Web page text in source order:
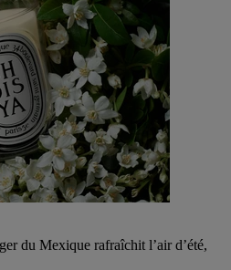
du Mexique rafraîchit l’air d’été,